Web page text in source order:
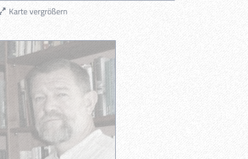
Karte vergrößern